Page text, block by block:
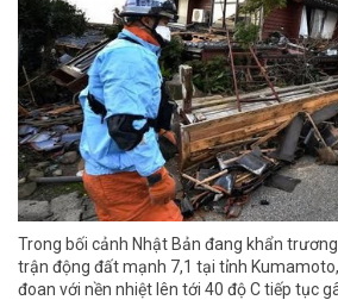
Trong bối cảnh Nhật Bản đang khẩn
trận động đất mạnh 7,1 tại tỉnh
đoan với nền nhiệt lên tới 40 độ C tiếp tục